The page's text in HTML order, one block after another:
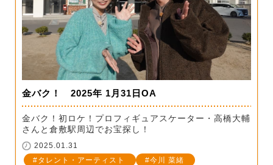
金バク！ 2025年 1月31日OA
金バク！初ロケ！プロフィギュアスケーター・高橋大輔
さんと倉敷駅周辺でお宝探し！
2025.01.31
タレント・アーティスト
今川 菜緒